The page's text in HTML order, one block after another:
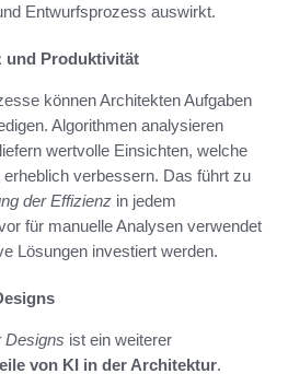
Entwurfsprozess auswirkt.
und Produktivität
können Architekten Aufgaben
Algorithmen analysieren
wertvolle Einsichten, welche
verbessern. Das führt zu
der Effizienz in jedem
für manuelle Analysen verwendet
Lösungen investiert werden.
Designs ist ein weiterer
von KI in der Architektur.